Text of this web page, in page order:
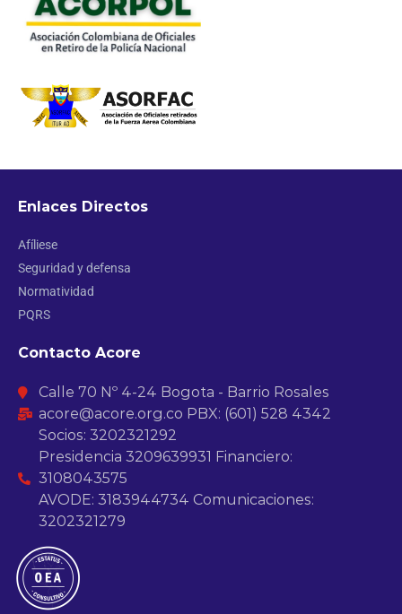
Enlaces Directos
Afíliese
Seguridad y defensa
Normatividad
PQRS
Contacto Acore
Calle 70 Nº 4-24 Bogota - Barrio Rosales
acore@acore.org.co PBX: (601) 528 4342
Socios: 3202321292
Presidencia 3209639931 Financiero:
3108043575
AVODE: 3183944734 Comunicaciones:
3202321279